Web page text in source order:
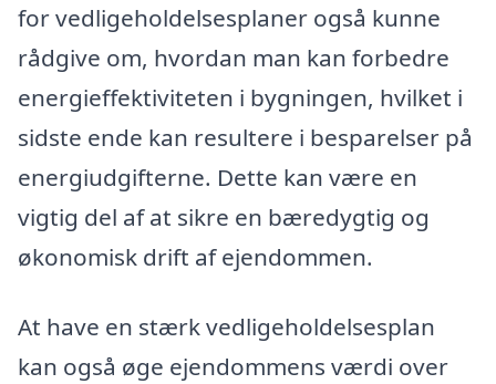
for vedligeholdelsesplaner også kunne
rådgive om, hvordan man kan forbedre
energieffektiviteten i bygningen, hvilket i
sidste ende kan resultere i besparelser på
energiudgifterne. Dette kan være en
vigtig del af at sikre en bæredygtig og
økonomisk drift af ejendommen.
At have en stærk vedligeholdelsesplan
kan også øge ejendommens værdi over